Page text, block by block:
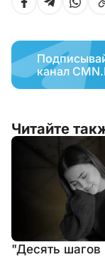
канал
Читайте
"Десять